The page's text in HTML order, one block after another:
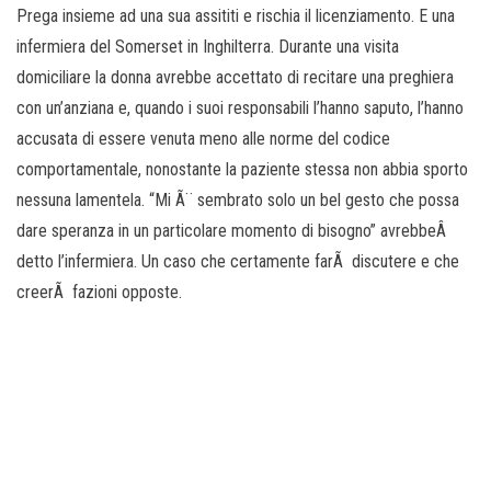
Prega insieme ad una sua assititi e rischia il licenziamento. E una
infermiera del Somerset in Inghilterra. Durante una visita
domiciliare la donna avrebbe accettato di recitare una preghiera
con un’anziana e, quando i suoi responsabili l’hanno saputo, l’hanno
accusata di essere venuta meno alle norme del codice
comportamentale, nonostante la paziente stessa non abbia sporto
nessuna lamentela. “Mi Ã¨ sembrato solo un bel gesto che possa
dare speranza in un particolare momento di bisogno” avrebbeÂ
detto l’infermiera. Un caso che certamente farÃ discutere e che
creerÃ fazioni opposte.